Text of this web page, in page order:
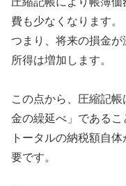
費も少なくなります。
つまり、将来の損金
所得は増加します。
この点から、圧縮記
金の繰延べ」であるこ
トータルの納税額自
要です。